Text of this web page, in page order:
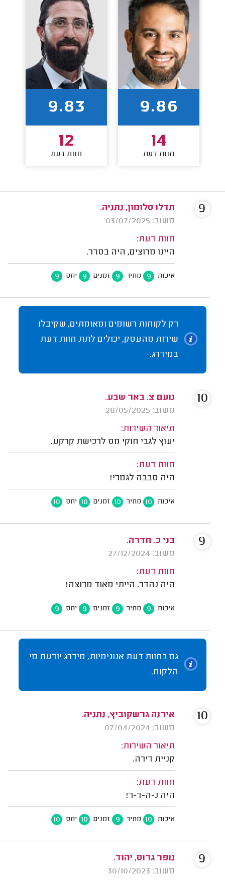
9.86
14
חוות דעת
9.83
12
חוות דעת
תדלו סלומון, נתניה.
משוב: 03/07/2025
חוות דעת:
היינו מרוצים, היה בסדר.
איכות 9 מחיר 9 זמנים 9 יחס 9
9
רק לקוחות רשומים ומאומתים, שקיבלו
שירות מהעסק, יכולים לתת חוות דעת
במידרג.
נועם צ. באר שבע.
משוב: 28/05/2025
תיאור השירות:
יעוץ לגבי חוקי מס לרכישת קרקע.
חוות דעת:
היה סבבה לגמרי!
איכות 10 מחיר 10 זמנים 10 יחס 10
10
בני כ. חדרה.
משוב: 27/12/2024
חוות דעת:
היה נהדר. הייתי מאוד מרוצה!
איכות 9 מחיר 9 זמנים 9 יחס 9
9
גם בחוות דעת אנונימיות, מידרג יודעת מי
הלקוח.
אירנה גרשקוביץ, נתניה.
משוב: 07/04/2024
תיאור השירות:
קניית דירה.
חוות דעת:
היה נ-ה-ד-ר!
איכות 10 מחיר 9 זמנים 10 יחס 10
10
נופר גרוס, יהוד.
משוב: 30/10/2023
9